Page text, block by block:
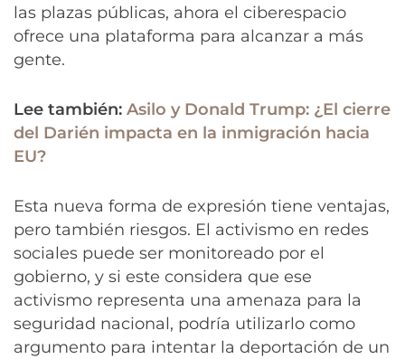
las plazas públicas, ahora el ciberespacio
ofrece una plataforma para alcanzar a más
gente.
Lee también: Asilo y Donald Trump: ¿El cierre
del Darién impacta en la inmigración hacia
EU?
Esta nueva forma de expresión tiene ventajas,
pero también riesgos. El activismo en redes
sociales puede ser monitoreado por el
gobierno, y si este considera que ese
activismo representa una amenaza para la
seguridad nacional, podría utilizarlo como
argumento para intentar la deportación de un